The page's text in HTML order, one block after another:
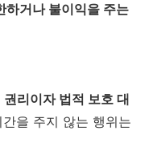
하거나 불이익을 주는
권리이자 법적 보호 대
을 주지 않는 행위는